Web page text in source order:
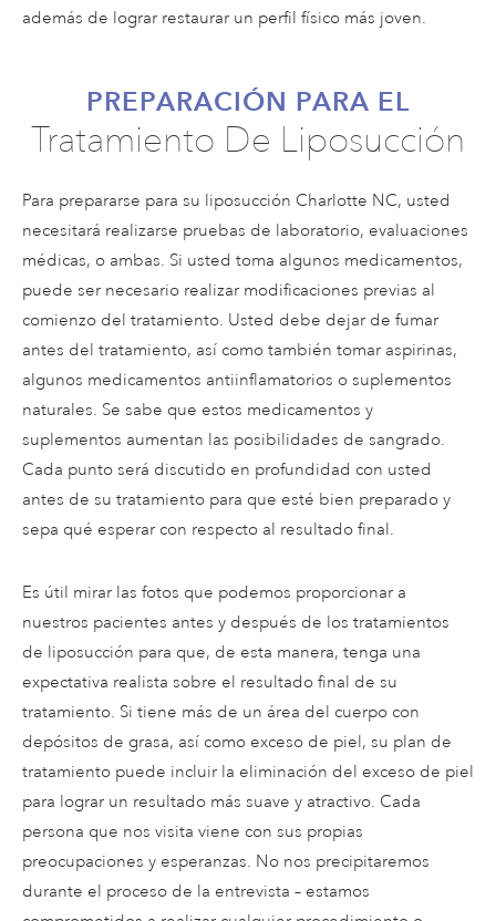
además de lograr restaurar un perfil físico más joven.
PREPARACIÓN PARA EL
Tratamiento De Liposucción
Para prepararse para su liposucción Charlotte NC, usted
necesitará realizarse pruebas de laboratorio, evaluaciones
médicas, o ambas. Si usted toma algunos medicamentos,
puede ser necesario realizar modificaciones previas al
comienzo del tratamiento. Usted debe dejar de fumar
antes del tratamiento, así como también tomar aspirinas,
algunos medicamentos antiinflamatorios o suplementos
naturales. Se sabe que estos medicamentos y
suplementos aumentan las posibilidades de sangrado.
Cada punto será discutido en profundidad con usted
antes de su tratamiento para que esté bien preparado y
sepa qué esperar con respecto al resultado final.
Es útil mirar las fotos que podemos proporcionar a
nuestros pacientes antes y después de los tratamientos
de liposucción para que, de esta manera, tenga una
expectativa realista sobre el resultado final de su
tratamiento. Si tiene más de un área del cuerpo con
depósitos de grasa, así como exceso de piel, su plan de
tratamiento puede incluir la eliminación del exceso de piel
para lograr un resultado más suave y atractivo. Cada
persona que nos visita viene con sus propias
preocupaciones y esperanzas. No nos precipitaremos
durante el proceso de la entrevista – estamos